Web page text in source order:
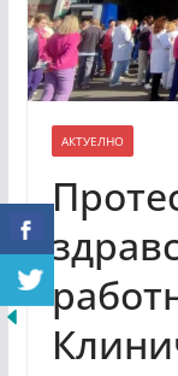
АКТУЕЛНО